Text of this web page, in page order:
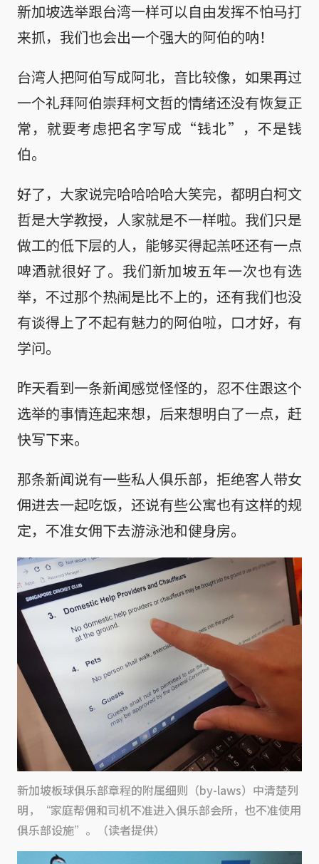
新加坡选举跟台湾一样可以自由发挥不怕马打
来抓，我们也会出一个强大的阿伯的呐！
台湾人把阿伯写成阿北，音比较像，如果再过
一个礼拜阿伯崇拜柯文哲的情绪还没有恢复正
常，就要考虑把名字写成“钱北”，不是钱
伯。
好了，大家说完哈哈哈哈大笑完，都明白柯文
哲是大学教授，人家就是不一样啦。我们只是
做工的低下层的人，能够买得起羔呸还有一点
啤酒就很好了。我们新加坡五年一次也有选
举，不过那个热闹是比不上的，还有我们也没
有谈得上了不起有魅力的阿伯啦，口才好，有
学问。
昨天看到一条新闻感觉怪怪的，忍不住跟这个
选举的事情连起来想，后来想明白了一点，赶
快写下来。
那条新闻说有一些私人俱乐部，拒绝客人带女
佣进去一起吃饭，还说有些公寓也有这样的规
定，不准女佣下去游泳池和健身房。
新加坡板球俱乐部章程的附属细则（by-laws）中清楚列
明，“家庭帮佣和司机不准进入俱乐部会所，也不准使用
俱乐部设施”。（读者提供）